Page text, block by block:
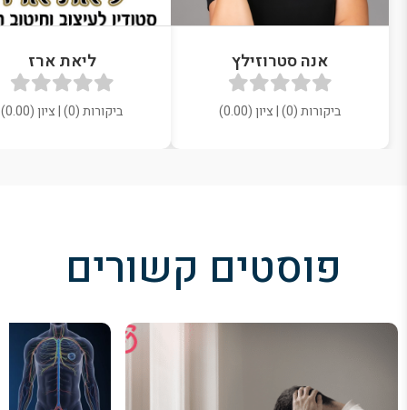
אנה סטרוזילץ
ביקורות (0) | ציון (0.00)
ליאת ארז
ביקורות (0) | ציון (0.00)
פוסטים קשורים